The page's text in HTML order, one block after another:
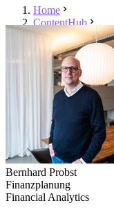
Home
ContentHub
Bernhard Probst
Bernhard Probst
Finanzplanung
Financial Analytics